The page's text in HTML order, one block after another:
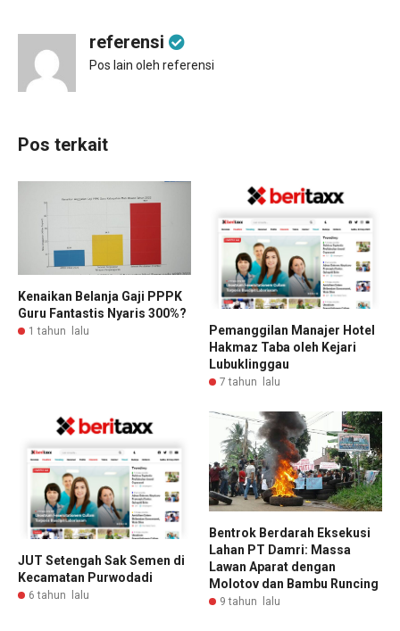
referensi
Pos lain oleh referensi
Pos terkait
Kenaikan Belanja Gaji PPPK
Guru Fantastis Nyaris 300%?
1 tahun lalu
Pemanggilan Manajer Hotel
Hakmaz Taba oleh Kejari
Lubuklinggau
7 tahun lalu
JUT Setengah Sak Semen di
Kecamatan Purwodadi
6 tahun lalu
Bentrok Berdarah Eksekusi
Lahan PT Damri: Massa
Lawan Aparat dengan
Molotov dan Bambu Runcing
9 tahun lalu